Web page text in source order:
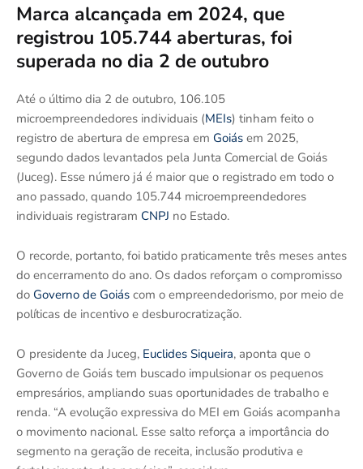
Marca alcançada em 2024, que
registrou 105.744 aberturas, foi
superada no dia 2 de outubro
Até o último dia 2 de outubro, 106.105
microempreendedores individuais (MEIs) tinham feito o
registro de abertura de empresa em Goiás em 2025,
segundo dados levantados pela Junta Comercial de Goiás
(Juceg). Esse número já é maior que o registrado em todo o
ano passado, quando 105.744 microempreendedores
individuais registraram CNPJ no Estado.
O recorde, portanto, foi batido praticamente três meses antes
do encerramento do ano. Os dados reforçam o compromisso
do Governo de Goiás com o empreendedorismo, por meio de
políticas de incentivo e desburocratização.
O presidente da Juceg, Euclides Siqueira, aponta que o
Governo de Goiás tem buscado impulsionar os pequenos
empresários, ampliando suas oportunidades de trabalho e
renda. “A evolução expressiva do MEI em Goiás acompanha
o movimento nacional. Esse salto reforça a importância do
segmento na geração de receita, inclusão produtiva e